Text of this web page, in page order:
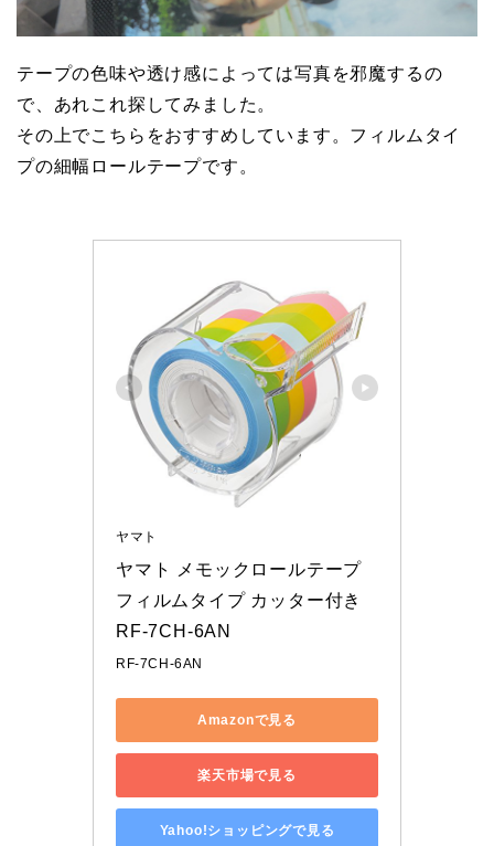
テープの色味や透け感によっては写真を邪魔するの
で、あれこれ探してみました。
その上でこちらをおすすめしています。フィルムタイ
プの細幅ロールテープです。
ヤマト
ヤマト メモックロールテープ
フィルムタイプ カッター付き
RF-7CH-6AN
RF-7CH-6AN
Amazonで見る
楽天市場で見る
Yahoo!ショッピングで見る